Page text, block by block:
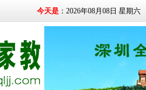
今天是：2026年08月08日 星期六